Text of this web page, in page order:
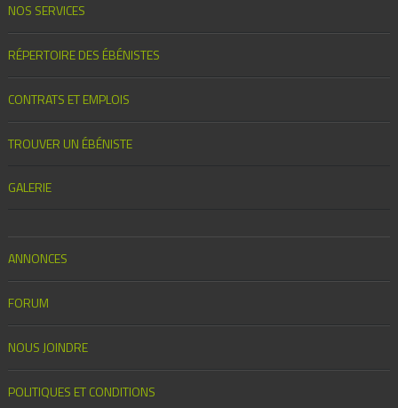
NOS SERVICES
RÉPERTOIRE DES ÉBÉNISTES
CONTRATS ET EMPLOIS
TROUVER UN ÉBÉNISTE
GALERIE
ANNONCES
FORUM
NOUS JOINDRE
POLITIQUES ET CONDITIONS